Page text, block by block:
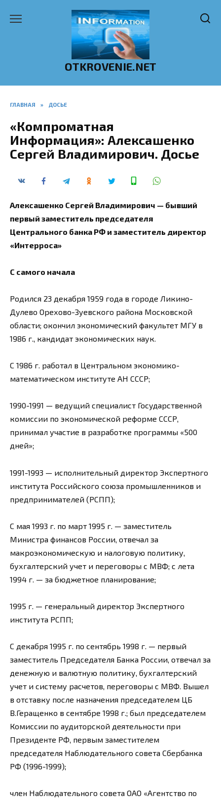
OTKROVENIE.NET
ГЛАВНАЯ » ДОСЬЕ
«Компроматная
Информация»: Алексашенко
Сергей Владимирович. Досье
Алексашенко Сергей Владимирович — бывший
первый заместитель председателя
Центрального банка РФ и заместитель директор
«Интерроса»
С самого начала
Родился 23 декабря 1959 года в городе Ликино-
Дулево Орехово-Зуевского района Московской
области; окончил экономический факультет МГУ в
1986 г., кандидат экономических наук.
С 1986 г. работал в Центральном экономико-
математическом институте АН СССР;
1990-1991 — ведущий специалист Государственной
комиссии по экономической реформе СССР,
принимал участие в разработке программы «500
дней»;
1991-1993 — исполнительный директор Экспертного
института Российского союза промышленников и
предпринимателей (РСПП);
С мая 1993 г. по март 1995 г. — заместитель
Министра финансов России, отвечал за
макроэкономическую и налоговую политику,
бухгалтерский учет и переговоры с МВФ; с лета
1994 г. — за бюджетное планирование;
1995 г. — генеральный директор Экспертного
института РСПП;
С декабря 1995 г. по сентябрь 1998 г. — первый
заместитель Председателя Банка России, отвечал за
денежную и валютную политику, бухгалтерский
учет и систему расчетов, переговоры с МВФ. Вышел
в отставку после назначения председателем ЦБ
В.Геращенко в сентябре 1998 г.; был председателем
Комиссии по аудиторской деятельности при
Президенте РФ, первым заместителем
председателя Наблюдательного совета Сбербанка
РФ (1996-1999);
член Наблюдательного совета ОАО «Агентство по